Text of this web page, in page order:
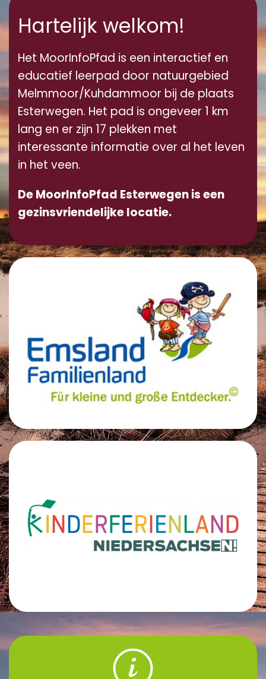
Hartelijk welkom!
Het MoorInfoPfad is een interactief en
educatief leerpad door natuurgebied
Melmmoor/Kuhdammoor bij de plaats
Esterwegen. Het pad is ongeveer 1 km
lang en er zijn 17 plekken met
interessante informatie over al het leven
in het veen.
De MoorInfoPfad Esterwegen is een
gezinsvriendelijke locatie.